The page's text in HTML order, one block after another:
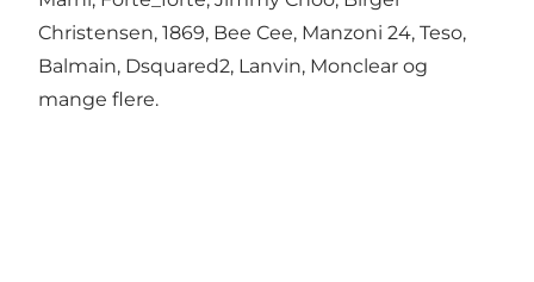
Christensen, 1869, Bee Cee, Manzoni 24, Teso,
Balmain, Dsquared2, Lanvin, Monclear og
mange flere.